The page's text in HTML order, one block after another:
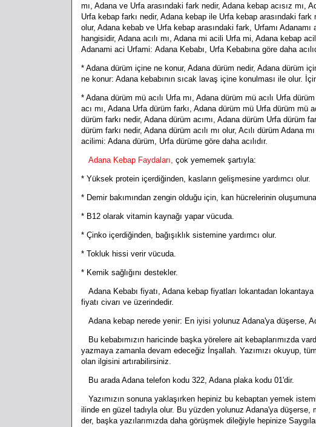
mı, Adana ve Urfa arasındaki fark nedir, Adana kebap acısız mı,
Urfa kebap farkı nedir, Adana kebap ile Urfa kebap arasındaki fark
olur, Adana kebab ve Urfa kebap arasındaki fark, Urfamı Adanamı
hangisidir, Adana acılı mı, Adana mi acili Urfa mi, Adana kebap
Adanami aci Urfami: Adana Kebabı, Urfa Kebabına göre daha
* Adana dürüm içine ne konur, Adana dürüm nedir, Adana dürüm
ne konur: Adana kebabının sıcak lavaş içine konulması ile olur.
* Adana dürüm mü acılı Urfa mı, Adana dürüm mü acılı Urfa
acı mı, Adana Urfa dürüm farkı, Adana dürüm mü Urfa dürüm mü
dürüm farkı nedir, Adana dürüm acımı, Adana dürüm Urfa dürüm
dürüm farkı nedir, Adana dürüm acılı mı olur, Acılı dürüm Adana
acilimi: Adana dürüm, Urfa dürüme göre daha acılıdır.
Adana Kebap Faydaları, çok yememek şartıyla:
* Yüksek protein içerdiğinden, kasların gelişmesine yardımcı olur.
* Demir bakımından zengin olduğu için, kan hücrelerinin oluşumuna
* B12 olarak vitamin kaynağı yapar vücuda.
* Çinko içerdiğinden, bağışıklık sistemine yardımcı olur.
* Tokluk hissi verir vücuda.
* Kemik sağlığını destekler.
Adana Kebabı fiyatı, Adana kebap fiyatları lokantadan
fiyatı civarı ve üzerindedir.
Adana kebap nerede yenir: En iyisi yolunuz Adana'ya düşerse,
Bu kebabımızın haricinde başka yörelere ait kebaplarımızda
yazmaya zamanla devam edeceğiz İnşallah. Yazımızı okuyup,
olan ilgisini artırabilirsiniz.
Bu arada Adana telefon kodu 322, Adana plaka kodu 01'dir.
Yazımızın sonuna yaklaşırken hepiniz bu kebaptan yemek
ilinde en güzel tadıyla olur. Bu yüzden yolunuz Adana'ya
der, başka yazılarımızda daha görüşmek dileğiyle hepinize